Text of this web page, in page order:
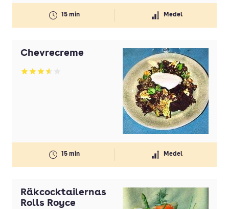
15 min Medel
Chevrecreme
Betyg: 3.54 av 5
15 min Medel
Räkcocktailernas
Rolls Royce